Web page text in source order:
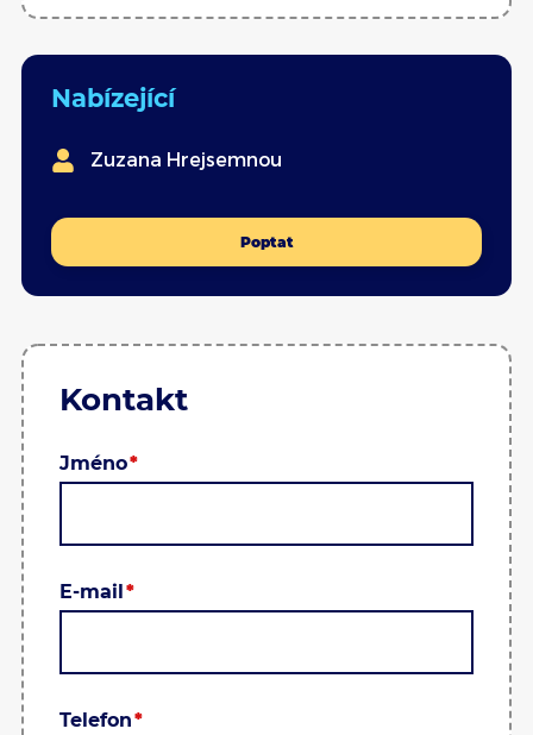
Nabízející
Zuzana Hrejsemnou
Poptat
Kontakt
Jméno
E-mail
Telefon